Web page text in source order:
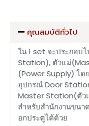
คุณสมบัติทั่วไป
ใน 1 set จะประกอบ
Station), ตัวแม่
(Power Supply) โด
อุปกรณ์ Door
Master Station(ตัว
สำหรับสำนักงานขนา
อกประตูได้ด้วย